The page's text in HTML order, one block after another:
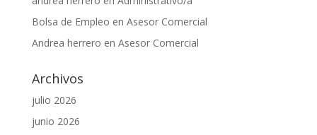
Bolsa de Empleo en Asesor Comercial
Andrea herrero en Asesor Comercial
Archivos
julio 2026
junio 2026